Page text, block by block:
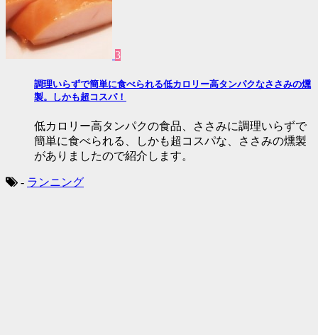
3
調理いらずで簡単に食べられる低カロリー高タンパクなささみの燻
製。しかも超コスパ！
低カロリー高タンパクの食品、ささみに調理いらずで
簡単に食べられる、しかも超コスパな、ささみの燻製
がありましたので紹介します。
- ランニング